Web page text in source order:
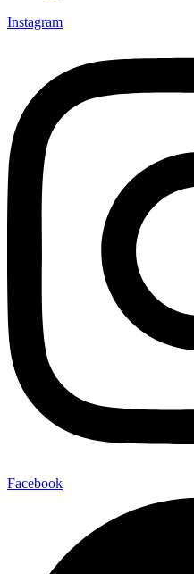
Instagram
Facebook